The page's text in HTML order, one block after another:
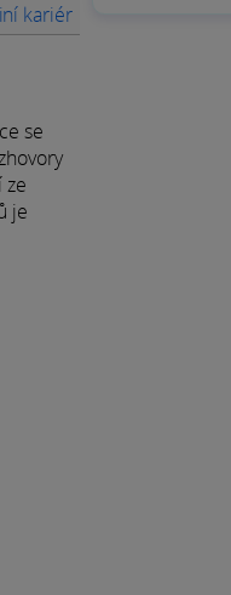
kariéru Boba Dylana
se
ze
je